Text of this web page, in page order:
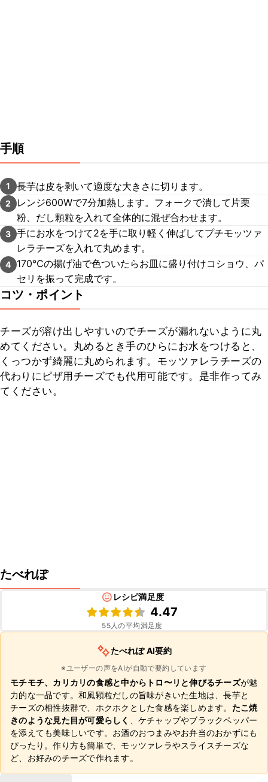
手順
1 長芋は皮を剥いて適度な大きさに切ります。
2
レンジ600Wで7分加熱します。フォークで潰して片栗
粉、だし顆粒を入れて全体的に混ぜ合わせます。
3 手にお水をつけて2を手に取り軽く伸ばしてプチモッツァ
レラチーズを入れて丸めます。
4
170℃の揚げ油で色ついたらお皿に盛り付けコショウ、パ
セリを振って完成です。
コツ・ポイント
チーズが溶け出しやすいのでチーズが漏れないように丸
めてください。丸めるとき手のひらにお水をつけると、
くっつかず綺麗に丸められます。モッツァレラチーズの
代わりにピザ用チーズでも代用可能です。是非作ってみ
てください。
たべれぽ
レシピ満足度
4.47
55人の平均満足度
たべれぽ AI要約
※ユーザーの声をAIが自動で要約しています
モチモチ、カリカリの食感と中からトロ〜リと伸びるチーズが魅
力的な一品です。和風顆粒だしの旨味がきいた生地は、長芋と
チーズの相性抜群で、ホクホクとした食感を楽しめます。 たこ焼
きのような見た目が可愛らしく
、ケチャップやブラックペッパー
を添えても美味しいです。お酒のおつまみやお弁当のおかずにも
ぴったり。作り方も簡単で、モッツァレラやスライスチーズな
ど、お好みのチーズで作れます。